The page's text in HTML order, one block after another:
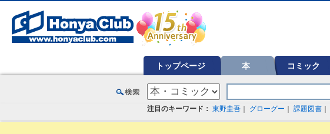
トップページ 本 コミック
注目のキーワード： 東野圭吾 グローグー 課題図書